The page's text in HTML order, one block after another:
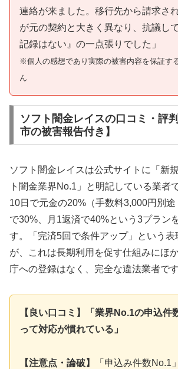
連絡が来ました。移行先から請求さ
が元の契約と大きく異なり、抗議し
記録はない』の一点張りでした」
※個人の感想であり実際の被害内容を保証す
ん
ソフト闇金レイスの口コミ・評
市の被害報告付き】
ソフト闇金レイスは公式サイトに「新
ト闇金業界No.1」と明記している業者
10日で元金の20%（手数料3,000円別途
で30%、月1返済で40%という3プラン
す。「完済5回で条件アップ」という表
が、これは長期利用を促す仕組みにほ
庁への登録はなく、完全な違法業者です
【良い口コミ】「業界No.1の申込件
って対応が慣れている」
【注意点・論破】
「申込み件数No.1